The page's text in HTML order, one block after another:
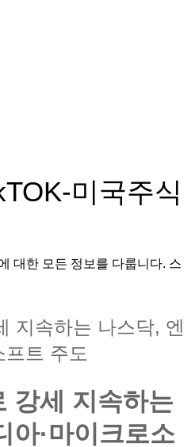
미국주식
대한 모든 정보를 다룹니다. 스
지속하는 나스닥, 엔
프트 주도
강세 지속하는
아·마이크로소